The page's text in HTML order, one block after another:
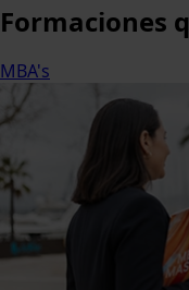
Formaciones
MBA's